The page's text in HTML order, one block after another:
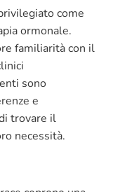
come
ormonale.
familiarità con il
sono
e
trovare il
necessità.